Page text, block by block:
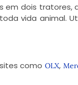
em dois tratores,
vida animal.
comoOLX,